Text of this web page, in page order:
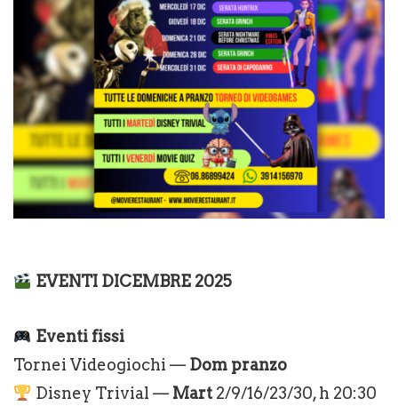
EVENTI DICEMBRE 2025
Eventi fissi
Tornei Videogiochi — Dom pranzo
Disney Trivial — Mart2/9/16/23/30, h 20:30